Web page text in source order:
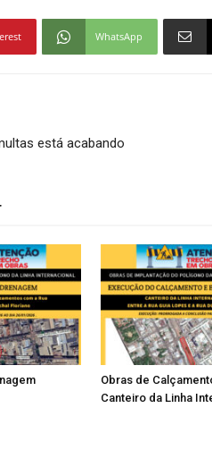
WhatsApp
está acabando
Obras de
Canteiro da Linha